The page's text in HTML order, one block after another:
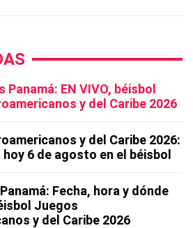
Panamá: EN VIVO, béisbol
y del Caribe 2026
y del Caribe 2026:
6 de agosto en el béisbol
Fecha, hora y dónde
Juegos
y del Caribe 2026